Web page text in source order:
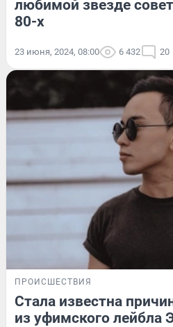
любимой звезде
80-х
23 июня, 2024, 08:00 6 432 20
ПРОИСШЕСТВИЯ
Стала известна
из уфимского лейбла